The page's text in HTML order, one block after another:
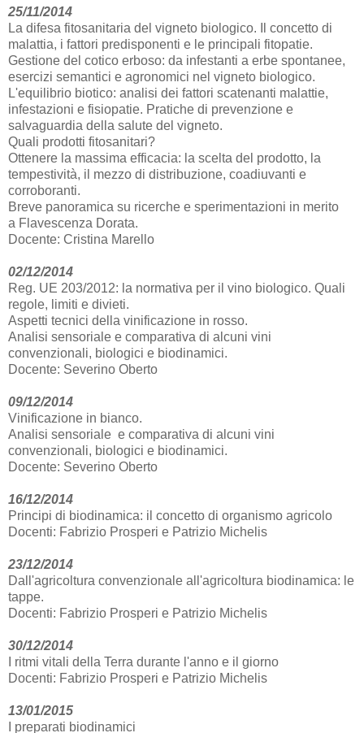
25/11/2014
La difesa fitosanitaria del vigneto biologico. Il concetto di
malattia, i fattori predisponenti e le principali fitopatie.
Gestione del cotico erboso: da infestanti a erbe spontanee,
esercizi semantici e agronomici nel vigneto biologico.
L'equilibrio biotico: analisi dei fattori scatenanti malattie,
infestazioni e fisiopatie. Pratiche di prevenzione e
salvaguardia della salute del vigneto.
Quali prodotti fitosanitari?
Ottenere la massima efficacia: la scelta del prodotto, la
tempestività, il mezzo di distribuzione, coadiuvanti e
corroboranti.
Breve panoramica su ricerche e sperimentazioni in merito
a Flavescenza Dorata.
Docente: Cristina Marello
02/12/2014
Reg. UE 203/2012: la normativa per il vino biologico. Quali
regole, limiti e divieti.
Aspetti tecnici della vinificazione in rosso.
Analisi sensoriale e comparativa di alcuni vini
convenzionali, biologici e biodinamici.
Docente: Severino Oberto
09/12/2014
Vinificazione in bianco.
Analisi sensoriale e comparativa di alcuni vini
convenzionali, biologici e biodinamici.
Docente: Severino Oberto
16/12/2014
Principi di biodinamica: il concetto di organismo agricolo
Docenti: Fabrizio Prosperi e Patrizio Michelis
23/12/2014
Dall'agricoltura convenzionale all'agricoltura biodinamica: le
tappe.
Docenti: Fabrizio Prosperi e Patrizio Michelis
30/12/2014
I ritmi vitali della Terra durante l'anno e il giorno
Docenti: Fabrizio Prosperi e Patrizio Michelis
13/01/2015
I preparati biodinamici